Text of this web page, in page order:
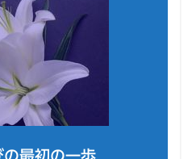
最初の一歩